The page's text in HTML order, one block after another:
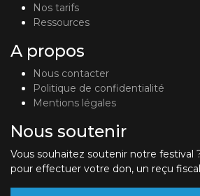
Nos tarifs
Ressources
A propos
Nous contacter
Politique de confidentialité
Mentions légales
Nous soutenir
Vous souhaitez soutenir notre festival
pour effectuer votre don, un reçu